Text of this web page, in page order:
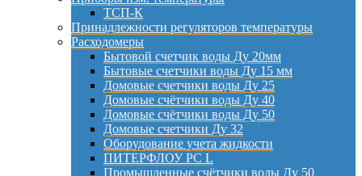
ТСП-К
Принадлежности регуляторов температуры
Расходомеры
Бытовой счетчик воды Ду 20мм
Бытовые счетчики воды Ду 15 мм
Домовые счетчики воды Ду 25
Домовые счётчики воды Ду 40
Домовые счётчики воды Ду 50
Домовые счетчики Ду 32
Оборудование учета жидкости
ПИТЕРФЛОУ РС L
Промышленные счётчики воды Ду 50